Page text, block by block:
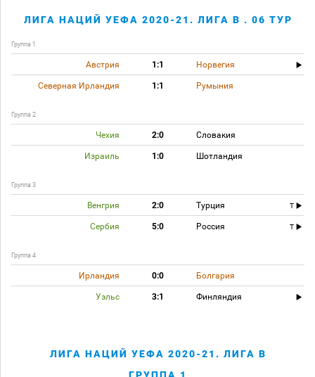
ЛИГА НАЦИЙ УЕФА 2020-21. ЛИГА B . 06 ТУР
Группа 1
Австрия 1:1 Норвегия
Северная Ирландия 1:1 Румыния
Группа 2
Чехия 2:0 Словакия
Израиль 1:0 Шотландия
Группа 3
Венгрия 2:0 Турция T
Сербия 5:0 Россия T
Группа 4
Ирландия 0:0 Болгария
Уэльс 3:1 Финляндия
ЛИГА НАЦИЙ УЕФА 2020-21. ЛИГА B